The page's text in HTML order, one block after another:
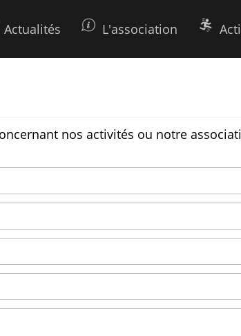
Actualités L'association
nos activités ou notre